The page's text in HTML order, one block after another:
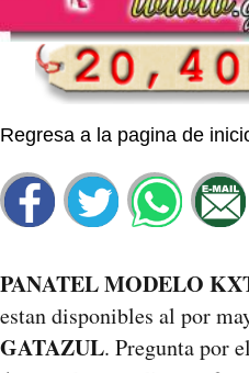
Regresa a la pagina de
PANATEL MODELO
estan disponibles al por
GATAZUL. Pregunta por